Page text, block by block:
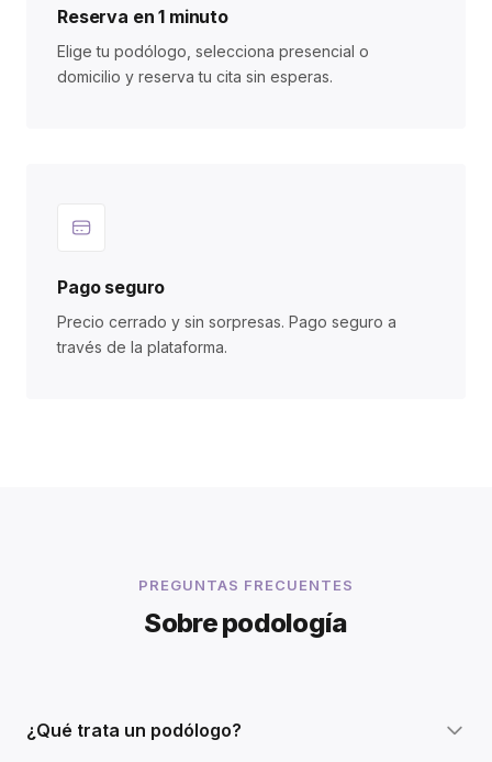
Reserva en 1 minuto
Elige tu podólogo, selecciona presencial o
domicilio y reserva tu cita sin esperas.
Pago seguro
Precio cerrado y sin sorpresas. Pago seguro a
través de la plataforma.
PREGUNTAS FRECUENTES
Sobre podología
¿Qué trata un podólogo?